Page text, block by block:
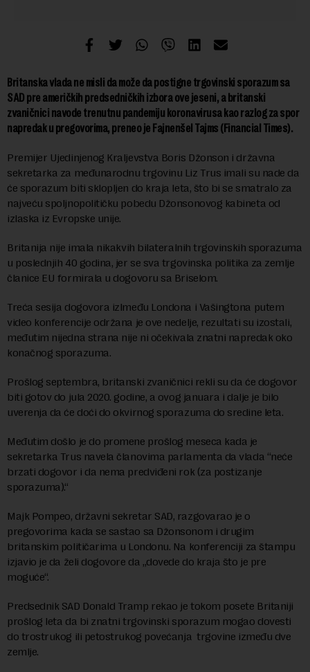
Britanska vlada ne misli da može da postigne trgovinski sporazum sa
SAD pre američkih predsedničkih izbora ove jeseni, a britanski
zvaničnici navode trenutnu pandemiju koronavirusa kao razlog za spor
napredak u pregovorima, preneo je Fajnenšel Tajms (Financial Times).
Premijer Ujedinjenog Kraljevstva Boris Džonson i državna
sekretarka za međunarodnu trgovinu Liz Trus imali su nade da
će sporazum biti sklopljen do kraja leta, što bi se smatralo za
najveću spoljnopolitičku pobedu Džonsonovog kabineta od
izlaska iz Evropske unije.
Britanija nije imala nikakvih bilateralnih trgovinskih sporazuma
u poslednjih 40 godina, jer se sva trgovinska politika za zemlje
članice EU formirala u dogovoru sa Briselom.
Treća sesija dogovora izlmeđu Londona i Vašingtona putem
video konferencije održana je ove nedelje, rezultati su izostali,
međutim nijedna strana nije ni očekivala znatni napredak oko
konačnog sporazuma.
Prošlog septembra, britanski zvaničnici rekli su da će dogovor
biti gotov do jula 2020. godine, a ovog januara i dalje je bilo
uverenja da će doći do okvirnog sporazuma do sredine leta.
Međutim došlo je do promene prošlog meseca kada je
sekretarka Trus navela članovima parlamenta da vlada “neće
brzati dogovor i da nema predviđeni rok (za postizanje
sporazuma).“
Majk Pompeo, državni sekretar SAD, razgovarao je o
pregovorima kada se sastao sa Džonsonom i drugim
britanskim političarima u Londonu. Na konferenciji za štampu
izjavio je da želi dogovore da „dovede do kraja što je pre
moguće“.
Predsednik SAD Donald Tramp rekao je tokom posete Britaniji
prošlog leta da bi znatni trgovinski sporazum mogao dovesti
do trostrukog ili petostrukog povećanja trgovine između dve
zemlje.